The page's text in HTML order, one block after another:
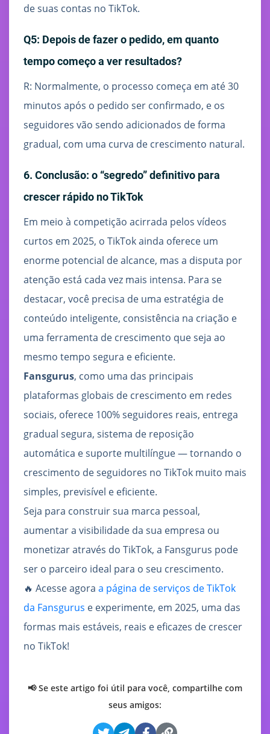
de suas contas no TikTok.
Q5: Depois de fazer o pedido, em quanto
tempo começo a ver resultados?
R: Normalmente, o processo começa em até 30
minutos após o pedido ser confirmado, e os
seguidores vão sendo adicionados de forma
gradual, com uma curva de crescimento natural.
6. Conclusão: o “segredo” definitivo para
crescer rápido no TikTok
Em meio à competição acirrada pelos vídeos
curtos em 2025, o TikTok ainda oferece um
enorme potencial de alcance, mas a disputa por
atenção está cada vez mais intensa. Para se
destacar, você precisa de uma estratégia de
conteúdo inteligente, consistência na criação e
uma ferramenta de crescimento que seja ao
mesmo tempo segura e eficiente.
Fansgurus, como uma das principais
plataformas globais de crescimento em redes
sociais, oferece 100% seguidores reais, entrega
gradual segura, sistema de reposição
automática e suporte multilíngue — tornando o
crescimento de seguidores no TikTok muito mais
simples, previsível e eficiente.
Seja para construir sua marca pessoal,
aumentar a visibilidade da sua empresa ou
monetizar através do TikTok, a Fansgurus pode
ser o parceiro ideal para o seu crescimento.
🔥 Acesse agora a página de serviços de TikTok
da Fansgurus e experimente, em 2025, uma das
formas mais estáveis, reais e eficazes de crescer
no TikTok!
📢 Se este artigo foi útil para você, compartilhe com
seus amigos: